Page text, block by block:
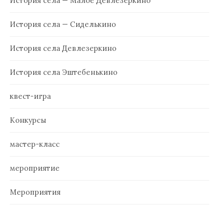
История села — Сиделькино
История села Девлезеркино
История села Эштебенькино
квест-игра
Конкурсы
мастер-класс
мероприятие
Мероприятия